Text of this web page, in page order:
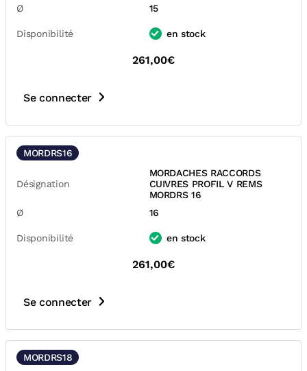
Ø
15
Disponibilité en stock
261,00€
Se connecter
MORDRS16
Désignation
MORDACHES RACCORDS
CUIVRES PROFIL V REMS
MORDRS 16
Ø
16
Disponibilité en stock
261,00€
Se connecter
MORDRS18